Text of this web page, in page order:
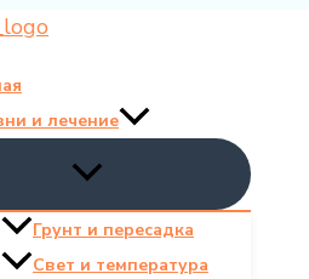
и лечение
Грунт и пересадка
Свет и температура